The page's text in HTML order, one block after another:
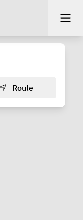
Route